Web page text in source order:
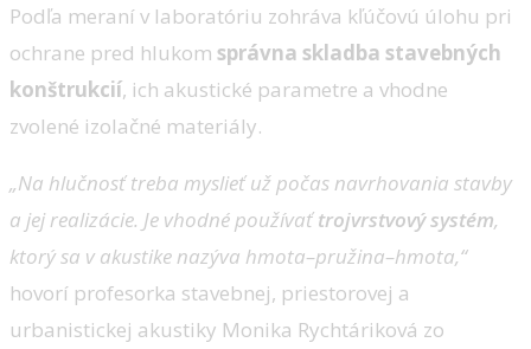
Podľa meraní v laboratóriu zohráva kľúčovú úlohu pri
ochrane pred hlukom správna skladba stavebných
konštrukcií, ich akustické parametre a vhodne
zvolené izolačné materiály.
„Na hlučnosť treba myslieť už počas navrhovania stavby
a jej realizácie. Je vhodné používaťtrojvrstvový systém,
ktorý sa v akustike nazýva hmota–pružina–hmota,“
hovorí profesorka stavebnej, priestorovej a
urbanistickej akustiky Monika Rychtáriková zo